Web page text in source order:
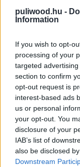
puliwood.hu -
Information
If you wish to opt-
processing of your
targeted
section to confirm
opt-out request is
interest-based ads
us or personal
your opt-out. You
disclosure of your
IAB’s list of
also be disclosed
Downstream